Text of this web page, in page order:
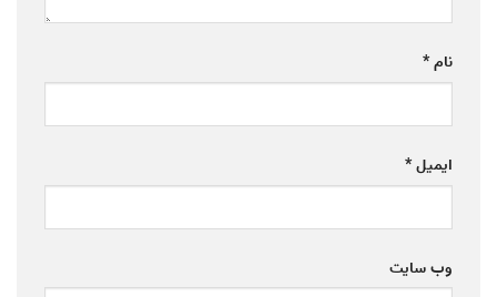
نام*
ایمیل*
وب‌ سایت